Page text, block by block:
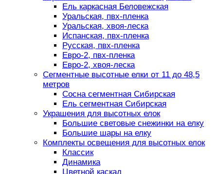
Ель каркасная Беловежская
Уральская, пвх-пленка
Уральская, хвоя-леска
Испанская, пвх-пленка
Русская, пвх-пленка
Евро-2, пвх-пленка
Евро-2, хвоя-леска
Сегментные высотные елки от 11 до 48,5
метров
Сосна сегментная Сибирская
Ель сегментная Сибирская
Украшения для высотных елок
Большие световые снежинки на елку
Большие шары на елку
Комплекты освещения для высотных елок
Классик
Динамика
Цветной каскад